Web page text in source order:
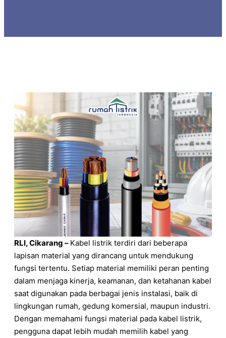
RLI, Cikarang – Kabel listrik terdiri dari beberapa
lapisan material yang dirancang untuk mendukung
fungsi tertentu. Setiap material memiliki peran penting
dalam menjaga kinerja, keamanan, dan ketahanan kabel
saat digunakan pada berbagai jenis instalasi, baik di
lingkungan rumah, gedung komersial, maupun industri.
Dengan memahami fungsi material pada kabel listrik,
pengguna dapat lebih mudah memilih kabel yang